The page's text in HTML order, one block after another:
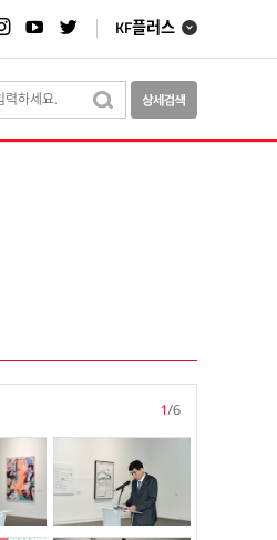
인
스
타
그
램
바
로
유
튜
브
바
로
가
기
터
바
로
가
기
KF플러스
1/6